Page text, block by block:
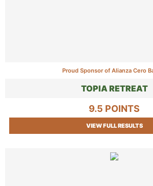
Proud Sponsor of Alianza Cero
TOPIA RETREAT
9.5 POINTS
VIEW FULL RESULTS